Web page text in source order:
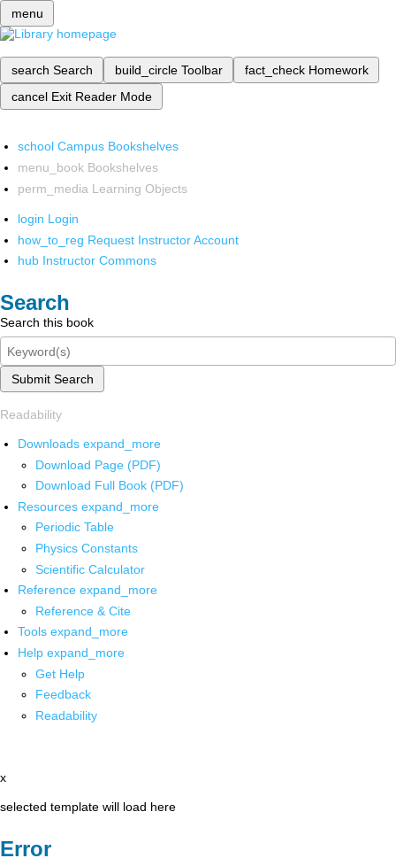
menu
search Search build_circle Toolbar fact_check Homework
cancel Exit Reader Mode
school Campus Bookshelves
menu_book Bookshelves
perm_media Learning Objects
login Login
how_to_reg Request Instructor Account
hub Instructor Commons
Search
Search this book
Submit Search
Readability
Downloads expand_more
Download Page (PDF)
Download Full Book (PDF)
Resources expand_more
Periodic Table
Physics Constants
Scientific Calculator
Reference expand_more
Reference & Cite
Tools expand_more
Help expand_more
Get Help
Feedback
Readability
x
selected template will load here
Error